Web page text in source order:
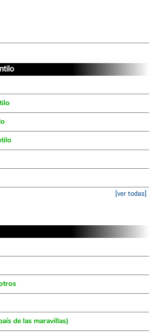
[ver todas]
de las maravillas)